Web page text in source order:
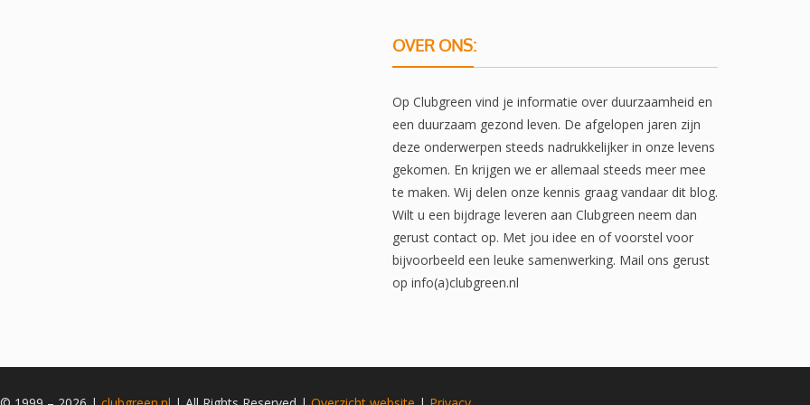
OVER ONS:
Op Clubgreen vind je informatie over duurzaamheid en
een duurzaam gezond leven. De afgelopen jaren zijn
deze onderwerpen steeds nadrukkelijker in onze levens
gekomen. En krijgen we er allemaal steeds meer mee
te maken. Wij delen onze kennis graag vandaar dit blog.
Wilt u een bijdrage leveren aan Clubgreen neem dan
gerust contact op. Met jou idee en of voorstel voor
bijvoorbeeld een leuke samenwerking. Mail ons gerust
op info(a)clubgreen.nl